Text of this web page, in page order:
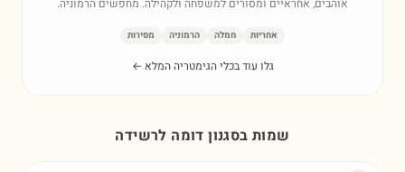
אוהבים, אחראיים ומסורים למשפחה ולקהילה. מחפשים הרמוניה.
אחריות חמלה הרמוניה מסירות
גלו עוד בכלי הגימטריה המלא ←
שמות בסגנון דומה לרשידה